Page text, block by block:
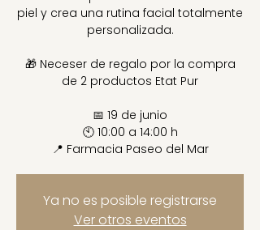
piel y crea una rutina facial totalmente
personalizada.
🎁 Neceser de regalo por la compra
de 2 productos Etat Pur
📅 19 de junio
🕙 10:00 a 14:00 h
📍 Farmacia Paseo del Mar
Ya no es posible registrarse
Ver otros eventos